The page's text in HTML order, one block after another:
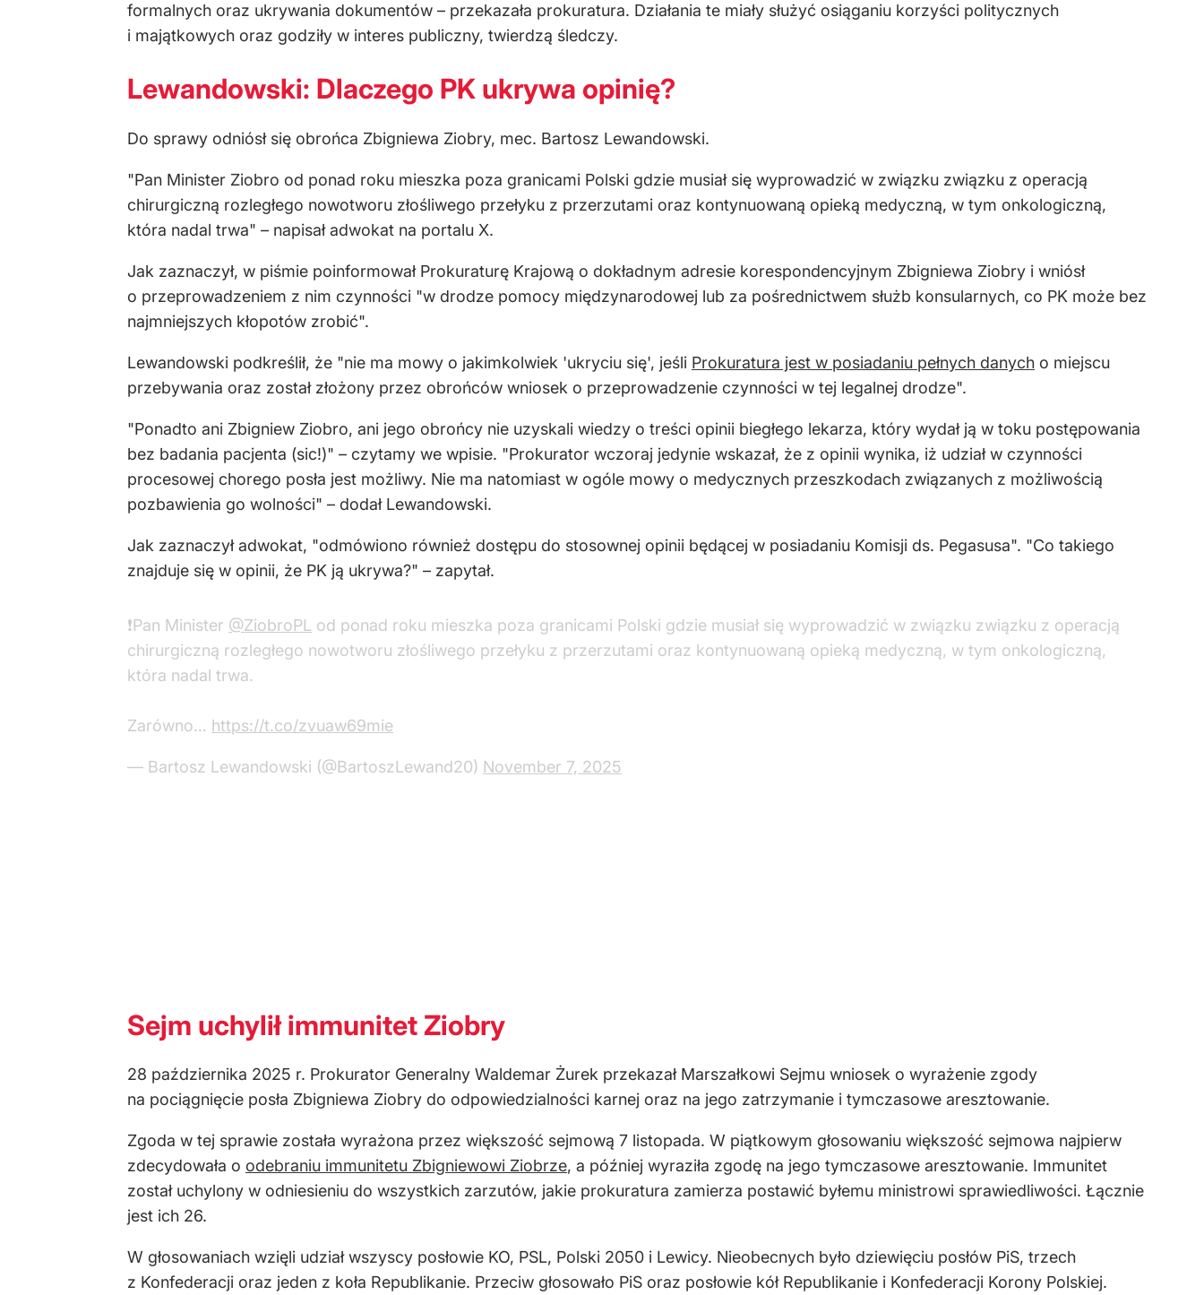
formalnych oraz ukrywania dokumentów – przekazała prokuratura. Działania te miały służyć osiąganiu korzyści politycznych
i majątkowych oraz godziły w interes publiczny, twierdzą śledczy.
Lewandowski: Dlaczego PK ukrywa opinię?
Do sprawy odniósł się obrońca Zbigniewa Ziobry, mec. Bartosz Lewandowski.
"Pan Minister Ziobro od ponad roku mieszka poza granicami Polski gdzie musiał się wyprowadzić w związku związku z operacją
chirurgiczną rozległego nowotworu złośliwego przełyku z przerzutami oraz kontynuowaną opieką medyczną, w tym onkologiczną,
która nadal trwa" – napisał adwokat na portalu X.
Jak zaznaczył, w piśmie poinformował Prokuraturę Krajową o dokładnym adresie korespondencyjnym Zbigniewa Ziobry i wniósł
o przeprowadzeniem z nim czynności "w drodze pomocy międzynarodowej lub za pośrednictwem służb konsularnych, co PK może bez
najmniejszych kłopotów zrobić".
Lewandowski podkreślił, że "nie ma mowy o jakimkolwiek 'ukryciu się', jeśli Prokuratura jest w posiadaniu pełnych danych o miejscu
przebywania oraz został złożony przez obrońców wniosek o przeprowadzenie czynności w tej legalnej drodze".
"Ponadto ani Zbigniew Ziobro, ani jego obrońcy nie uzyskali wiedzy o treści opinii biegłego lekarza, który wydał ją w toku postępowania
bez badania pacjenta (sic!)" – czytamy we wpisie. "Prokurator wczoraj jedynie wskazał, że z opinii wynika, iż udział w czynności
procesowej chorego posła jest możliwy. Nie ma natomiast w ogóle mowy o medycznych przeszkodach związanych z możliwością
pozbawienia go wolności" – dodał Lewandowski.
Jak zaznaczył adwokat, "odmówiono również dostępu do stosownej opinii będącej w posiadaniu Komisji ds. Pegasusa". "Co takiego
znajduje się w opinii, że PK ją ukrywa?" – zapytał.
❗️Pan Minister @ZiobroPL od ponad roku mieszka poza granicami Polski gdzie musiał się wyprowadzić w związku związku z operacją
chirurgiczną rozległego nowotworu złośliwego przełyku z przerzutami oraz kontynuowaną opieką medyczną, w tym onkologiczną,
która nadal trwa.
Zarówno… https://t.co/zvuaw69mie
— Bartosz Lewandowski (@BartoszLewand20) November 7, 2025
Sejm uchylił immunitet Ziobry
28 października 2025 r. Prokurator Generalny Waldemar Żurek przekazał Marszałkowi Sejmu wniosek o wyrażenie zgody
na pociągnięcie posła Zbigniewa Ziobry do odpowiedzialności karnej oraz na jego zatrzymanie i tymczasowe aresztowanie.
Zgoda w tej sprawie została wyrażona przez większość sejmową 7 listopada. W piątkowym głosowaniu większość sejmowa najpierw
zdecydowała o odebraniu immunitetu Zbigniewowi Ziobrze, a później wyraziła zgodę na jego tymczasowe aresztowanie. Immunitet
został uchylony w odniesieniu do wszystkich zarzutów, jakie prokuratura zamierza postawić byłemu ministrowi sprawiedliwości. Łącznie
jest ich 26.
W głosowaniach wzięli udział wszyscy posłowie KO, PSL, Polski 2050 i Lewicy. Nieobecnych było dziewięciu posłów PiS, trzech
z Konfederacji oraz jeden z koła Republikanie. Przeciw głosowało PiS oraz posłowie kół Republikanie i Konfederacji Korony Polskiej.